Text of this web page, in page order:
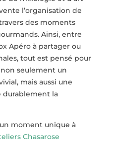
l’organisation de
des moments
Ainsi, entre
Apéro à partager ou
tout est pensé pour
seulement un
mais aussi une
durablement la
moment unique à
Chasarose